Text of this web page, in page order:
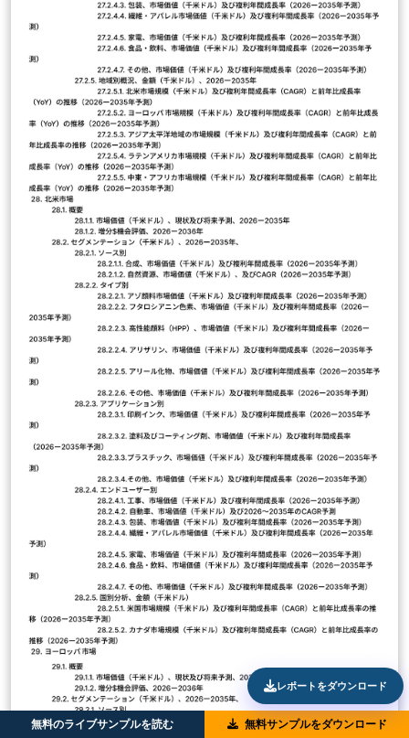
無料のライブサンプルを読む 無料サンプルをダウンロード
レポートをダウンロード